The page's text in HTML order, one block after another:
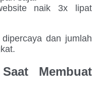
naik 3x lipat
dan jumlah
Membuat